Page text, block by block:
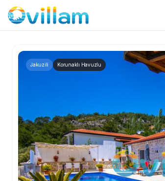
Jakuzili Korunaklı Havuzlu